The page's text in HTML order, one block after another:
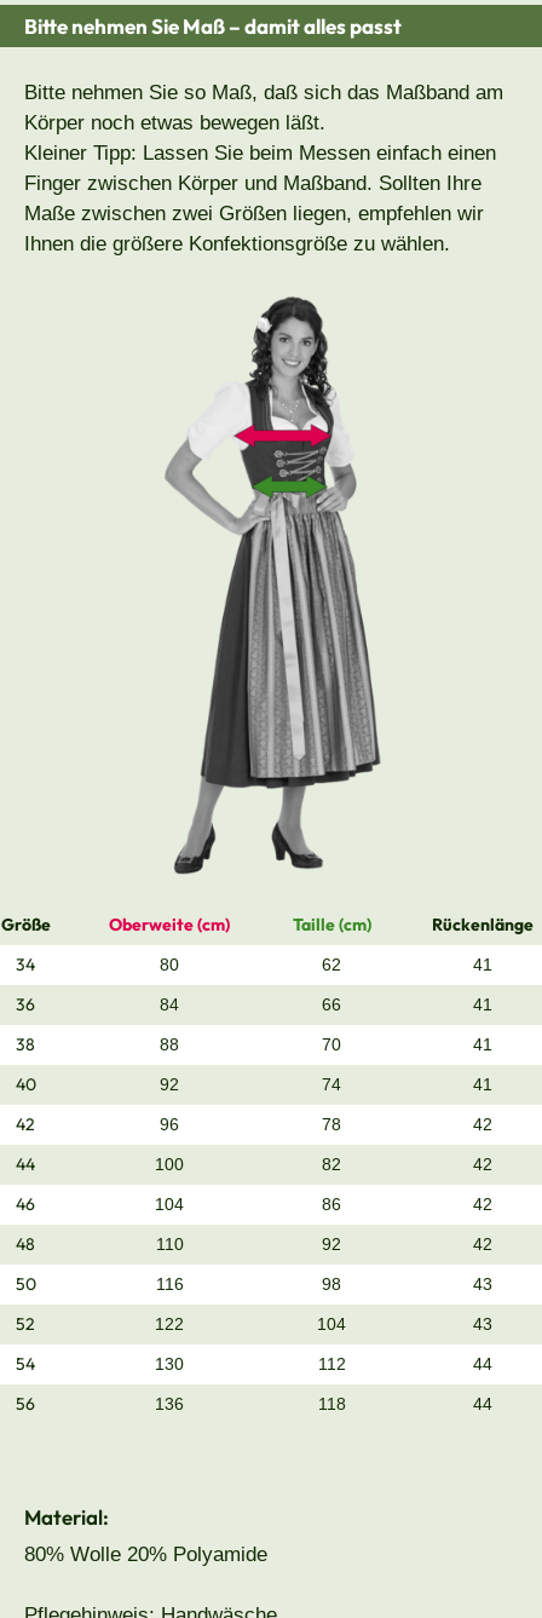
Bitte nehmen Sie Maß – damit alles passt
Bitte nehmen Sie so Maß, daß sich das Maßband am
Körper noch etwas bewegen läßt.
Kleiner Tipp: Lassen Sie beim Messen einfach einen
Finger zwischen Körper und Maßband. Sollten Ihre
Maße zwischen zwei Größen liegen, empfehlen wir
Ihnen die größere Konfektionsgröße zu wählen.
Größe Oberweite (cm) Taille (cm)
Rückenlänge
34
80 62 41
36 84 66 41
38 88 70 41
40 92 74 41
42 96 78 42
44 100 82 42
46 104 86 42
48 110 92 42
50 116 98 43
52 122 104 43
54 130 112 44
56 136 118 44
Material:
80% Wolle 20% Polyamide